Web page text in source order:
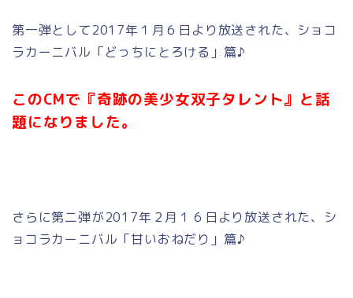
第一弾として2017年１月６日より放送された、ショコ
ラカーニバル「どっちにとろける」篇♪
このCMで『奇跡の美少女双子タレント』と話
題になりました。
さらに第二弾が2017年２月１６日より放送された、シ
ョコラカーニバル「甘いおねだり」篇♪